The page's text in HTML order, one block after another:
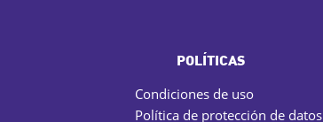
POLÍTICAS
Condiciones de uso
Política de protección de datos